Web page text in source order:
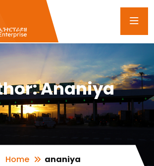
Ananiya
Home ananiya